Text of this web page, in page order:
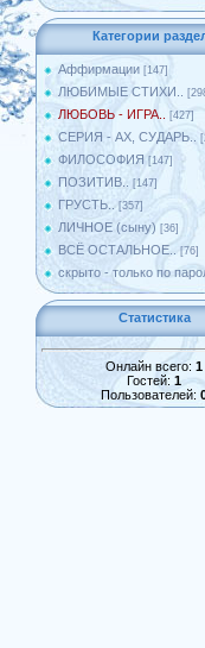
Категории
Аффирмации [147]
ЛЮБИМЫЕ СТИХИ..
ЛЮБОВЬ - ИГРА.. [427]
СЕРИЯ - АХ, СУДАРЬ..
ФИЛОСОФИЯ [147]
ПОЗИТИВ.. [147]
ГРУСТЬ.. [357]
ЛИЧНОЕ (сыну) [36]
ВСЁ ОСТАЛЬНОЕ.. [76]
скрыто - только по
Статистика
Онлайн всего: 1
Гостей: 1
Пользователей: